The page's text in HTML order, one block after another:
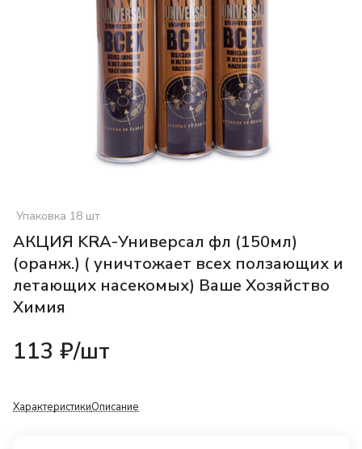
Упаковка 18 шт
AКЦИЯ KRA-Универсал фл (150мл)
(оранж.) ( уничтожает всех ползающих и
летающих насекомых) Ваше Хозяйство
Химия
113 ₽/шт
ХарактеристикиОписание